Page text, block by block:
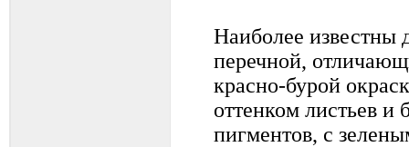
Наиболее известны
перечной,
красно-бурой
оттенком листьев
пигментов, с